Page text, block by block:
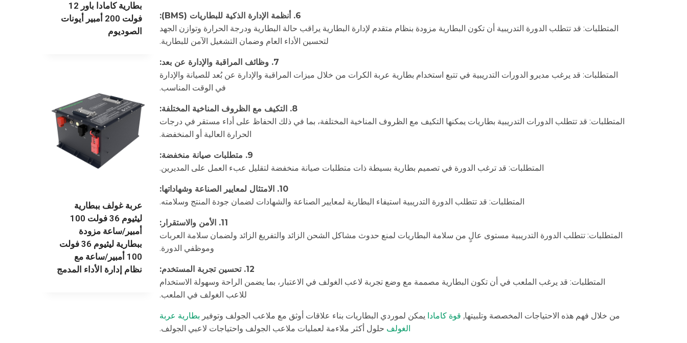
6. أنظمة الإدارة الذكية للبطاريات (BMS):
المتطلبات: قد تتطلب الدورة التدريبية أن تكون البطارية مزودة بنظام متقدم لإدارة البطارية يراقب حالة البطارية ودرجة الحرارة وتوازن الجهد
لتحسين الأداء العام وضمان التشغيل الآمن للبطارية.
7. وظائف المراقبة والإدارة عن بعد:
المتطلبات: قد يرغب مديرو الدورات التدريبية في تتبع استخدام بطارية عربة الكرات من خلال ميزات المراقبة والإدارة عن بُعد للصيانة والإدارة
في الوقت المناسب.
8. التكيف مع الظروف المناخية المختلفة:
المتطلبات: قد تتطلب الدورات التدريبية بطاريات يمكنها التكيف مع الظروف المناخية المختلفة، بما في ذلك الحفاظ على أداء مستقر في درجات
الحرارة العالية أو المنخفضة.
9. متطلبات صيانة منخفضة:
المتطلبات: قد ترغب الدورة في تصميم بطارية بسيطة ذات متطلبات صيانة منخفضة لتقليل عبء العمل على المديرين.
10. الامتثال لمعايير الصناعة وشهاداتها:
المتطلبات: قد تتطلب الدورة التدريبية استيفاء البطارية لمعايير الصناعة والشهادات لضمان جودة المنتج وسلامته.
11. الأمن والاستقرار:
المتطلبات: تتطلب الدورة التدريبية مستوى عالٍ من سلامة البطاريات لمنع حدوث مشاكل الشحن الزائد والتفريغ الزائد ولضمان سلامة العربات
وموظفي الدورة.
12. تحسين تجربة المستخدم:
المتطلبات: قد يرغب الملعب في أن تكون البطارية مصممة مع وضع تجربة لاعب الغولف في الاعتبار، بما يضمن الراحة وسهولة الاستخدام
للاعب الغولف في الملعب.
من خلال فهم هذه الاحتياجات المخصصة وتلبيتها, قوة كامادا يمكن لموردي البطاريات بناء علاقات أوثق مع ملاعب الجولف وتوفير بطارية عربة
الغولف حلول أكثر ملاءمة لعمليات ملاعب الجولف واحتياجات لاعبي الجولف.
بطارية كامادا باور 12
فولت 200 أمبير أيونات
الصوديوم
عربة غولف ببطارية
ليثيوم 36 فولت 100
أمبير/ساعة مزودة
ببطارية ليثيوم 36 فولت
100 أمبير/ساعة مع
نظام إدارة الأداء المدمج